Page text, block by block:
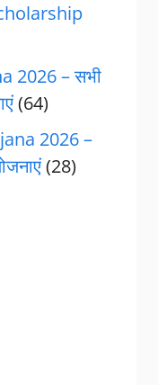
2026 – सभी
(64)
2026 –
(28)